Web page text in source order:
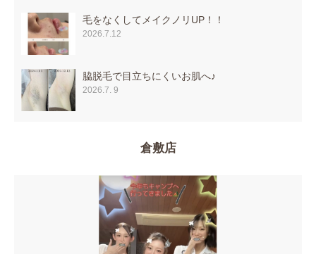
毛をなくしてメイクノリUP！！
2026.7.12
脇脱毛で目立ちにくいお肌へ♪
2026.7. 9
倉敷店